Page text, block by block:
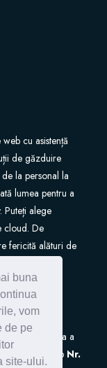
buna
vom
de pe
site-ului.
cu asistență
de găzduire
la personal la
lumea pentru a
Puteți alege
cloud. De
fericită alături de
de Evidenta a
sub Nr.